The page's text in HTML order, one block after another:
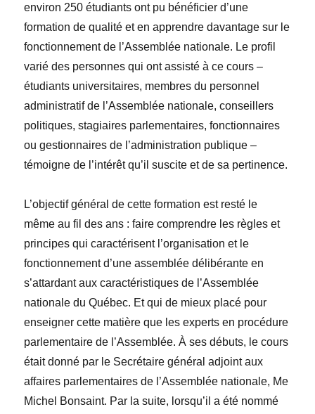
environ 250 étudiants ont pu bénéficier d’une
formation de qualité et en apprendre davantage sur le
fonctionnement de l’Assemblée nationale. Le profil
varié des personnes qui ont assisté à ce cours –
étudiants universitaires, membres du personnel
administratif de l’Assemblée nationale, conseillers
politiques, stagiaires parlementaires, fonctionnaires
ou gestionnaires de l’administration publique –
témoigne de l’intérêt qu’il suscite et de sa pertinence.
L’objectif général de cette formation est resté le
même au fil des ans : faire comprendre les règles et
principes qui caractérisent l’organisation et le
fonctionnement d’une assemblée délibérante en
s’attardant aux caractéristiques de l’Assemblée
nationale du Québec. Et qui de mieux placé pour
enseigner cette matière que les experts en procédure
parlementaire de l’Assemblée. À ses débuts, le cours
était donné par le Secrétaire général adjoint aux
affaires parlementaires de l’Assemblée nationale, Me
Michel Bonsaint. Par la suite, lorsqu’il a été nommé